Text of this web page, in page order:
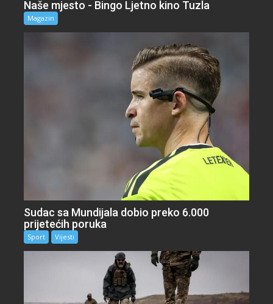
Naše mjesto - Bingo Ljetno kino Tuzla
Magazin
Sudac sa Mundijala dobio preko 6.000
prijetećih poruka
Sport Vijesti